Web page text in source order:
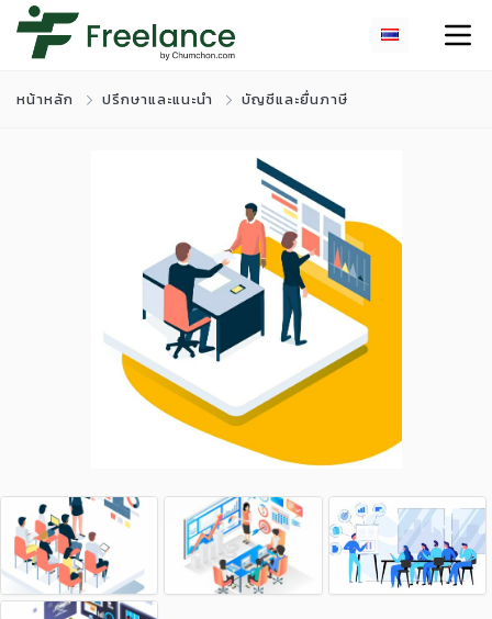
หน้าหลัก ปรึกษาและแนะนำ บัญชีและยื่นภาษี